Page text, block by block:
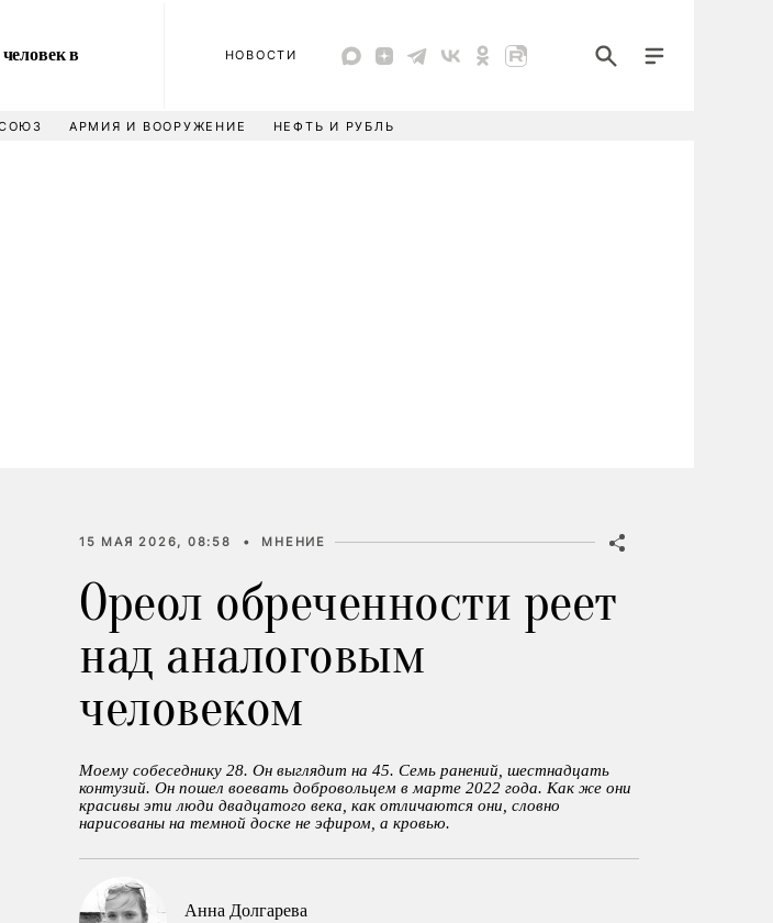
в
НОВОСТИ
АРМИЯ И ВООРУЖЕНИЕ НЕФТЬ И РУБЛЬ
15 МАЯ 2026, 08:58 • МНЕНИЕ
Ореол обреченности реет
над аналоговым
человеком
Моему собеседнику 28. Он выглядит на 45. Семь ранений, шестнадцать
контузий. Он пошел воевать добровольцем в марте 2022 года. Как же они
красивы эти люди двадцатого века, как отличаются они, словно
нарисованы на темной доске не эфиром, а кровью.
Анна Долгарева